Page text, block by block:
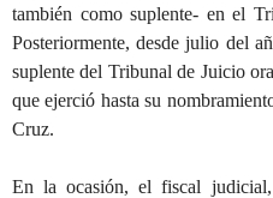
también como suplente- en el
Posteriormente, desde julio del
suplente del Tribunal de Juicio
que ejerció hasta su
Cruz.
En la ocasión, el fiscal